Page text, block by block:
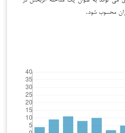
محسوب شود.